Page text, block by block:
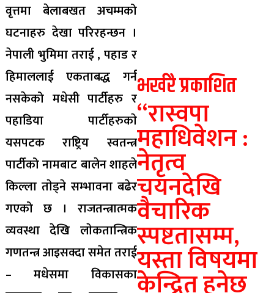
वृत्तमा बेलाबखत अचम्मको
घटनाहरु देखा परिरहन्छन ।
नेपाली भुमिमा तराई , पहाड र
हिमाललाई एकताबद्ध गर्न
नसकेको मधेसी पार्टीहरु र
पहाडिया पार्टीहरुकाे
यसपटक राष्ट्रिय स्वतन्त्र
पार्टीको नामबाट बालेन शाहले
किल्ला ताेड्ने सम्भावना बढेर
गएको छ । राजतन्त्रात्मक
व्यवस्था देखि लाेकतान्त्रिक
गणतन्त्र आइसक्दा समेत तराई
– मधेसमा विकासका
भर्खरै प्रकाशित
“रास्वपा
महाधिवेशन :
नेतृत्व
चयनदेखि
वैचारिक
स्पष्टतासम्म,
यस्ता विषयमा